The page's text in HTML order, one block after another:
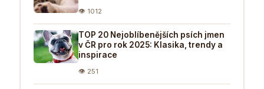
👁 1012
TOP 20 Nejoblíbenějších psích jmen
v ČR pro rok 2025: Klasika, trendy a
inspirace
👁 251